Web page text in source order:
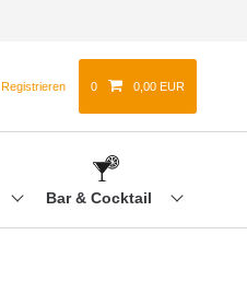
Registrieren 0 0,00 EUR
Bar & Cocktail